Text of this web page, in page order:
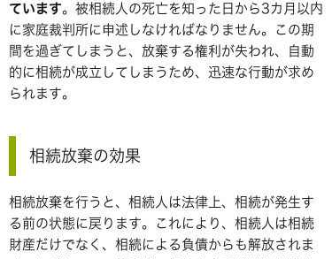
ています。被相続人の死亡を知った日から3カ月以内
に家庭裁判所に申述しなければなりません。この期
間を過ぎてしまうと、放棄する権利が失われ、自動
的に相続が成立してしまうため、迅速な行動が求め
られます。
相続放棄の効果
相続放棄を行うと、相続人は法律上、相続が発生す
る前の状態に戻ります。これにより、相続人は相続
財産だけでなく、相続による負債からも解放されま